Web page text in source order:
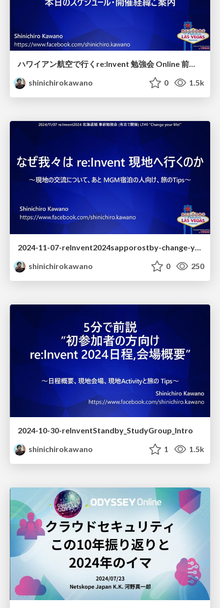
ハワイアン航空で行くre:Invent 勉強会 Online 前説LT
shinichirokawano
0 1.5k
shinichirokawano
0 250
2024-10-30-reInventStandby_StudyGroup_Intro
shinichirokawano
1 1.5k